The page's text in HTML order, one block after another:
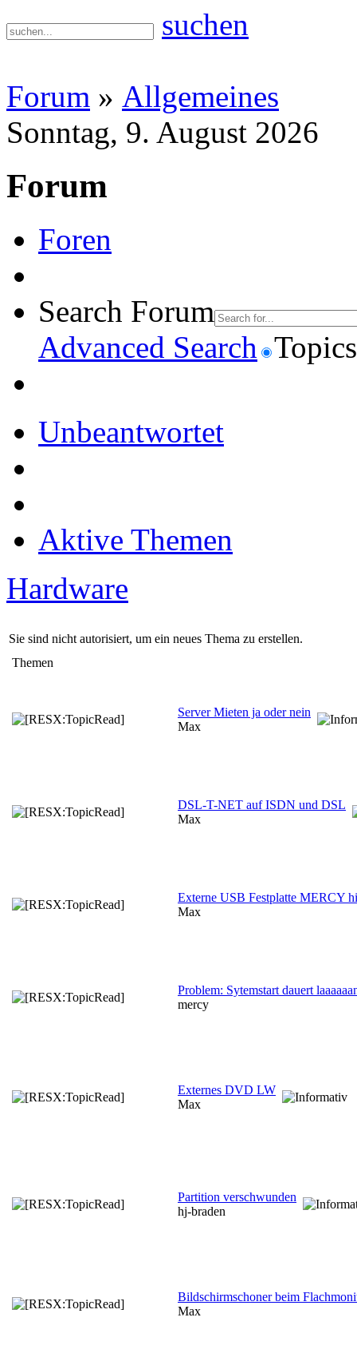
suchen
Forum » Allgemeines
Sonntag, 9. August 2026
Forum
Foren
Search Forum
Advanced Search Topics
Unbeantwortet
Aktive Themen
Hardware
Sie sind nicht autorisiert, um ein neues Thema zu erstellen.
Themen
Server Mieten ja oder nein
Max
DSL-T-NET auf ISDN und DSL
Max
Externe USB Festplatte MERCY
Max
Problem: Sytemstart dauert
mercy
Externes DVD LW
Max
Partition verschwunden
hj-braden
Bildschirmschoner beim
Max